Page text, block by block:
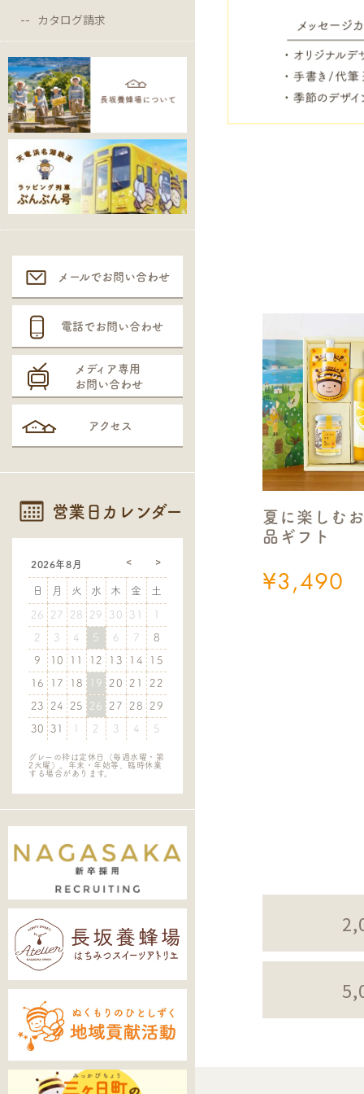
カタログ請求
メールでお問い合わせ
電話でお問い合わせ
メディア専用
お問い合わせ
アクセス
営業日カレンダー
2026年8月
日 月 火 水 木 金 土
26 27 28 29 30 31
2 3 4 5 6 7 8
9 10 12 13 14 15
16 17 18 19 20 21 22
23 24 25 26 27 28 29
30 31 2 3 4 5
グレーの枠は定休日（毎週水曜・第
2火曜）。年末・年始等、臨時休業
する場合があります。
夏に楽しむ
品ギフト
¥3,490